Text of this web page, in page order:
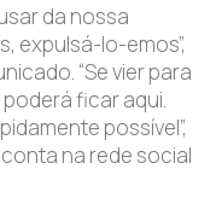
da nossa
expulsá-lo-emos”,
“Se vier para
ficar aqui.
possível”,
na rede social